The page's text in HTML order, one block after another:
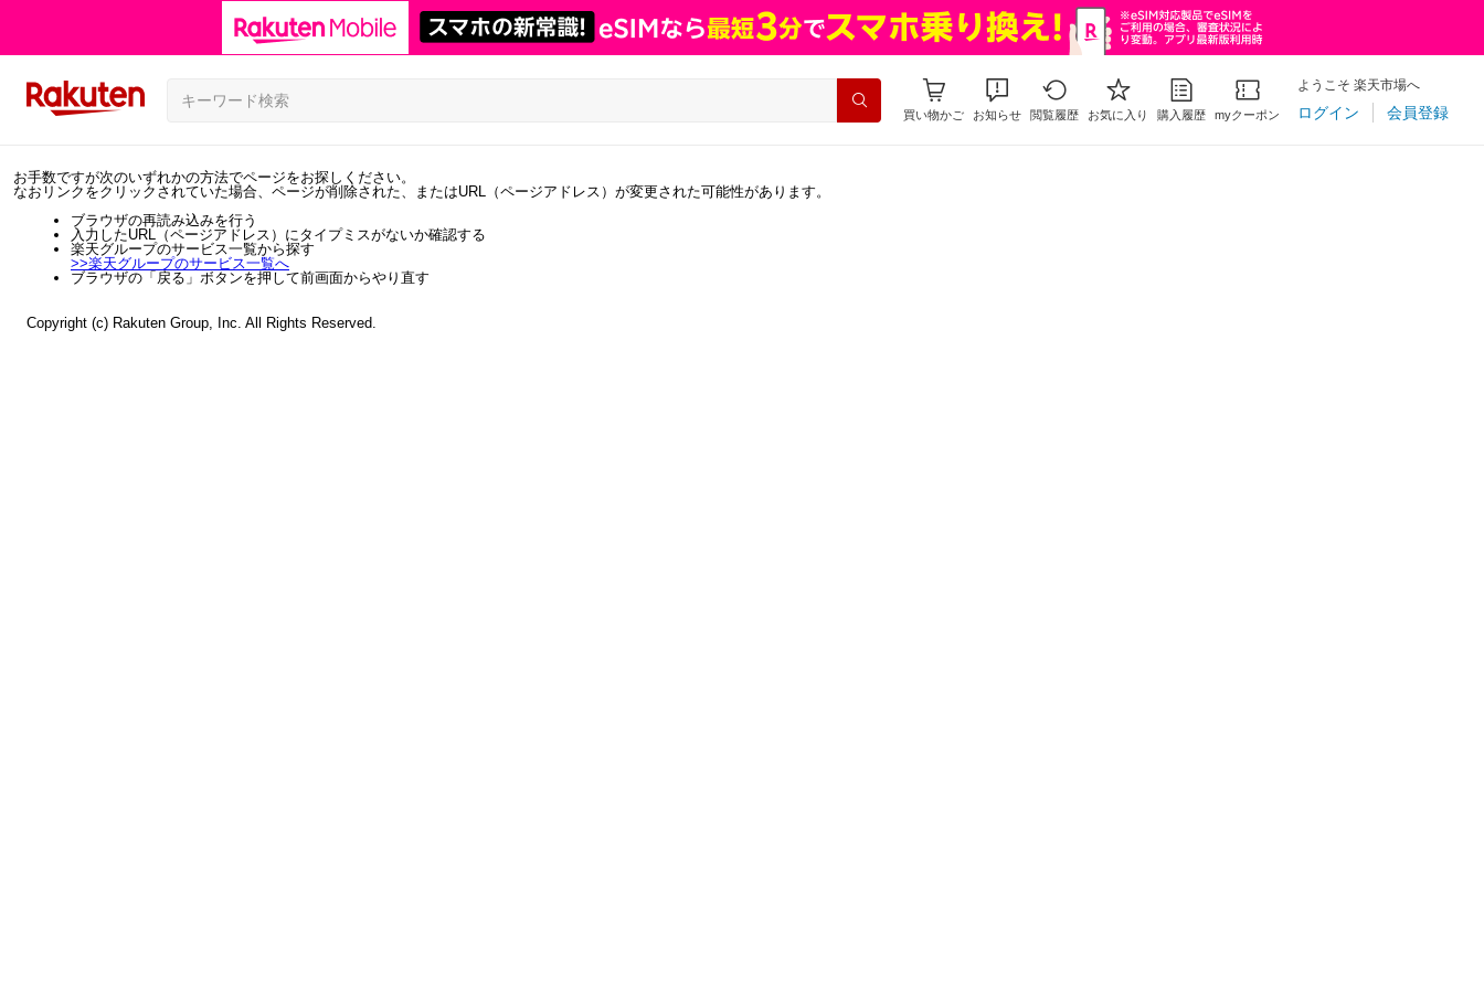
買い物かご お知らせ 閲覧履歴 お気に入り 購入履歴 myクーポン
ようこそ 楽天市場へ
ログイン 会員登録
お手数ですが次のいずれかの方法でページをお探しください。
なおリンクをクリックされていた場合、ページが削除された、またはURL（ページアドレス）が変更された可能性があります。
ブラウザの再読み込みを行う
入力したURL（ページアドレス）にタイプミスがないか確認する
楽天グループのサービス一覧から探す
>>楽天グループのサービス一覧へ
ブラウザの「戻る」ボタンを押して前画面からやり直す
Copyright (c) Rakuten Group, Inc. All Rights Reserved.